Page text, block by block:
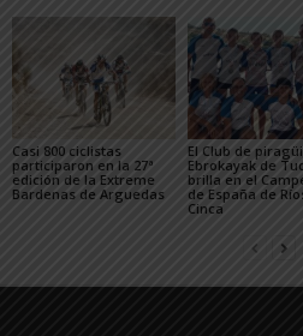
Casi 800 ciclistas
participaron en la 27ª
edición de la Extreme
Bardenas de Arguedas
El Club de
Ebrokayak de
brilla en el
de España de
Cinca